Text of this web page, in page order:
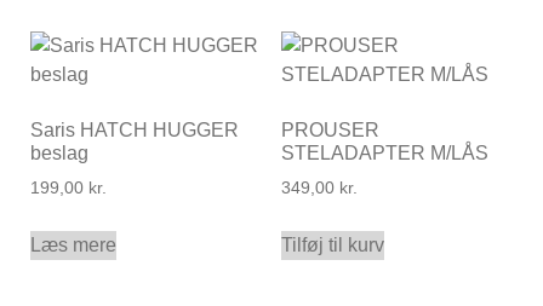
Saris HATCH HUGGER
beslag
199,00 kr.
Læs mere
PROUSER
STELADAPTER M/LÅS
349,00 kr.
Tilføj til kurv